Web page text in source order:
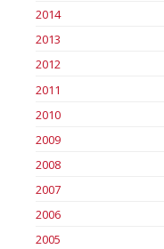
2014
2013
2012
2011
2010
2009
2008
2007
2006
2005